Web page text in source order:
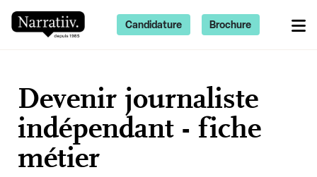
Devenir journaliste
indépendant - fiche
métier
Candidature Brochure